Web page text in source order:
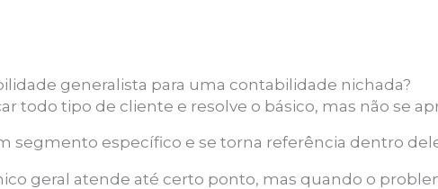
generalista para uma contabilidade nichada?
todo tipo de cliente e resolve o básico, mas não se
segmento específico e se torna referência dentro
geral atende até certo ponto, mas quando o